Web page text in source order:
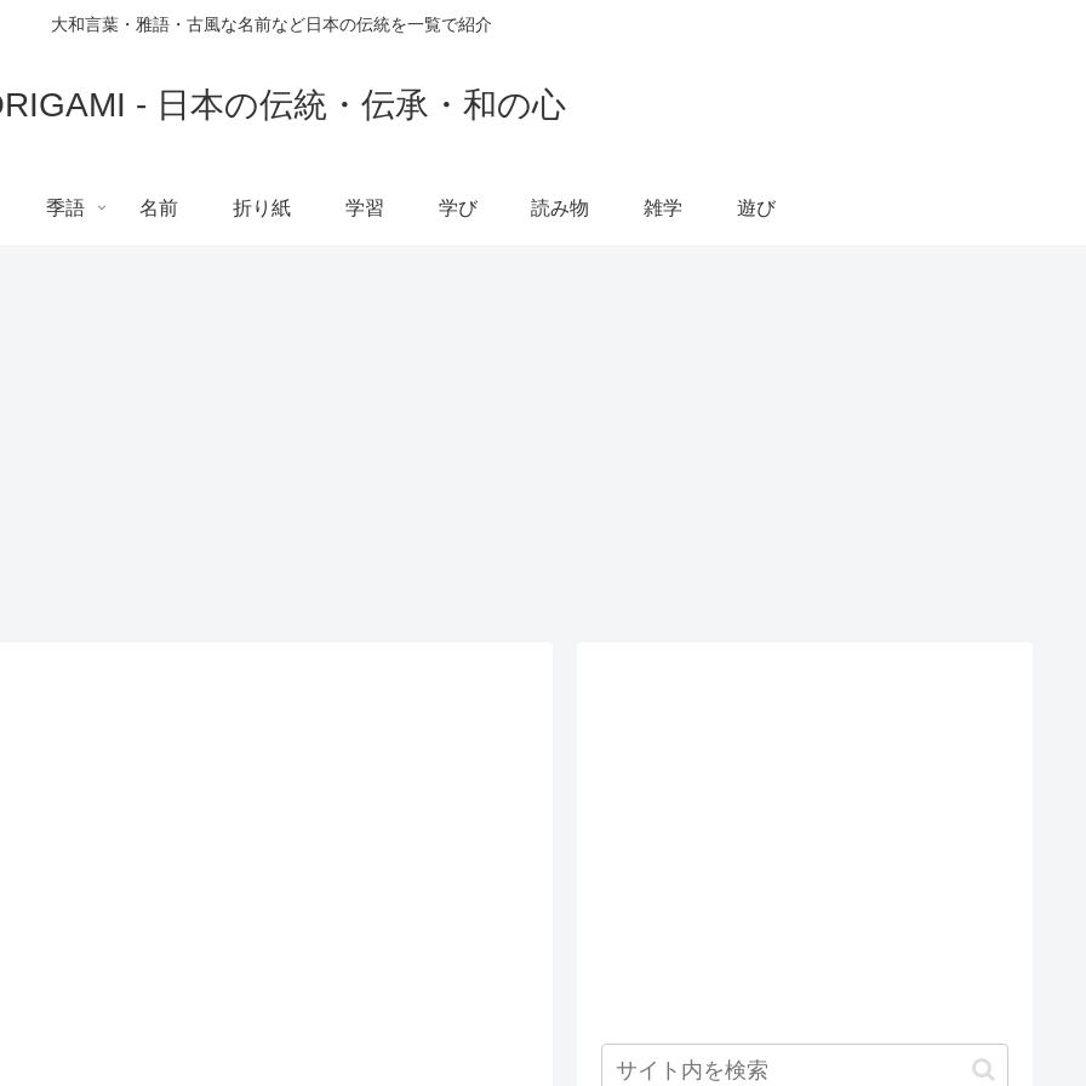
大和言葉・雅語・古風な名前など日本の伝統を一覧で紹介
- 日本の伝統・伝承・和の心
季語 名前 折り紙 学習 学び 読み物 雑学 遊び